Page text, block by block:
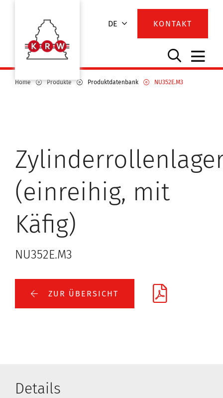
DE KONTAKT
Home Produkte Produktdatenbank NU352E.M3
(einreihig, mit
Käfig)
NU352E.M3
ZUR ÜBERSICHT
Details